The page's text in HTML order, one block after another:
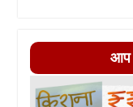
आप